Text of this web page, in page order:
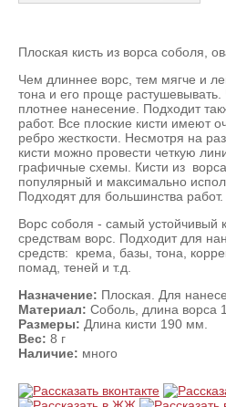
Плоская кисть из ворса соболя,
Чем длиннее ворс, тем мягче и
тона и его проще
плотнее нанесение. Подходит
работ. Все плоские кисти имеют
ребро жесткости. Несмотря на
кисти можно провести четкую
графичные схемы. Кисти из
популярный и максимально
Подходят для большинства работ.
Ворс соболя - самый устойчивый
средствам ворс. Подходит для
средств: крема, базы, тона,
помад, теней и т.д.
Назначение: Плоская. Для
Материал: Соболь, длина
Размеры: Длина кисти 190 мм.
Вес: 8 г
Наличие: много